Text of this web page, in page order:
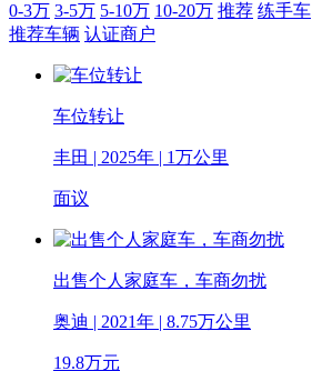
0-3万 3-5万 5-10万 10-20万 推荐 练手车
推荐车辆 认证商户
车位转让
丰田 | 2025年 | 1万公里
面议
出售个人家庭车，车商勿扰
奥迪 | 2021年 | 8.75万公里
19.8万元